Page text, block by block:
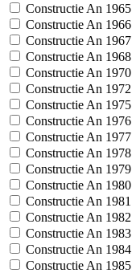
Constructie An 1965
Constructie An 1966
Constructie An 1967
Constructie An 1968
Constructie An 1970
Constructie An 1972
Constructie An 1975
Constructie An 1976
Constructie An 1977
Constructie An 1978
Constructie An 1979
Constructie An 1980
Constructie An 1981
Constructie An 1982
Constructie An 1983
Constructie An 1984
Constructie An 1985